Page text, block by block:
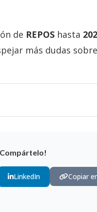
de REPOS hasta
más dudas
LinkedIn Copiar